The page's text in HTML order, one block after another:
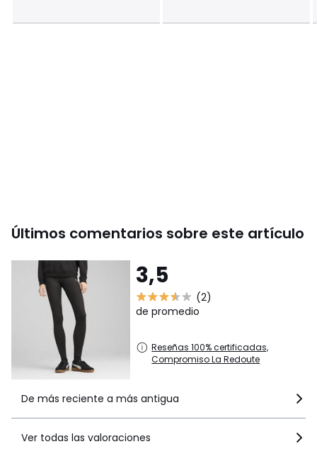
Últimos comentarios sobre este artículo
3,5
(2)
de promedio
Reseñas 100% certificadas,
Compromiso La Redoute
De más reciente a más antigua
Ver todas las valoraciones